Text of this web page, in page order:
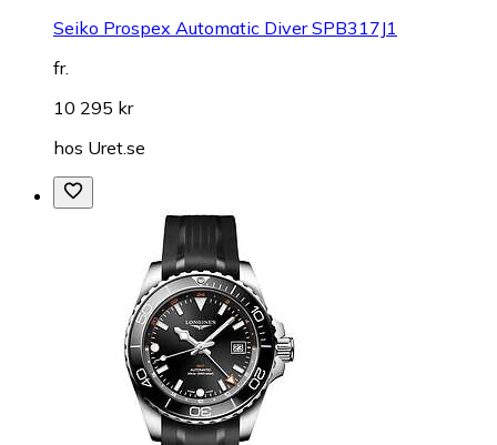
Seiko Prospex Automatic Diver SPB317J1
fr.
10 295 kr
hos Uret.se